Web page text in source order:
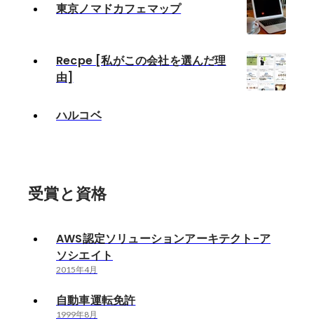
東京ノマドカフェマップ
Recpe [私がこの会社を選んだ理
由]
ハルコベ
受賞と資格
AWS認定ソリューションアーキテクト-ア
ソシエイト
2015年4月
自動車運転免許
1999年8月